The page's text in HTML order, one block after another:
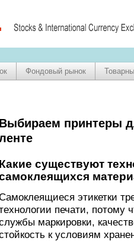
Фондовый рынок
Выбираем принтеры
Какие существуют
этикетки
печати, потому
маркировки,
к условиям